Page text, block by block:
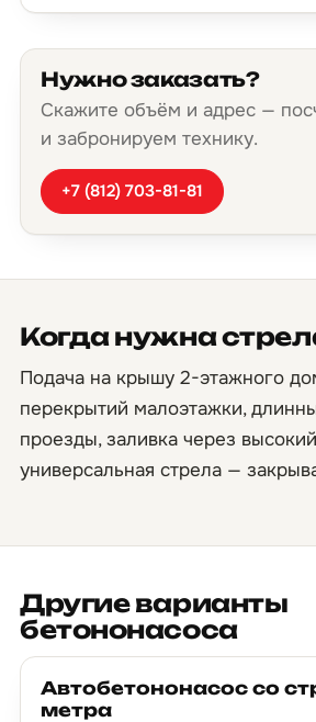
Нужно заказать?
Скажите объём и адрес —
и забронируем технику.
+7 (812) 703-81-81
Когда нужна
Подача на крышу 2-этажного
перекрытий малоэтажки,
проезды, заливка через
универсальная стрела —
Другие варианты
бетононасоса
Автобетононасос со
метра